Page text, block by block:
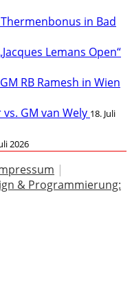
in Bad
Lemans Open“
RB Ramesh in Wien
GM van Wely 18. Juli
2026
|
& Programmierung: